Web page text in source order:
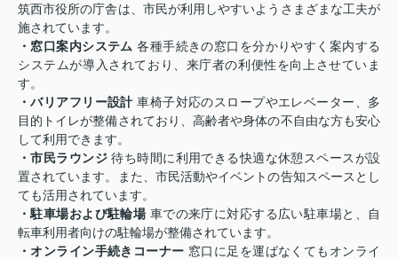
筑西市役所の庁舎は、市民が利用しやすいようさまざまな工夫が
施されています。
・窓口案内システム 各種手続きの窓口を分かりやすく案内する
システムが導入されており、来庁者の利便性を向上させていま
す。
・バリアフリー設計車椅子対応のスロープやエレベーター、多
目的トイレが整備されており、高齢者や身体の不自由な方も安心
して利用できます。
・市民ラウンジ 待ち時間に利用できる快適な休憩スペースが設
置されています。また、市民活動やイベントの告知スペースとし
ても活用されています。
・駐車場および駐輪場車での来庁に対応する広い駐車場と、自
転車利用者向けの駐輪場が整備されています。
・オンライン手続きコーナー 窓口に足を運ばなくてもオンライ